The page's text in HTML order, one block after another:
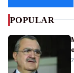
POPULAR